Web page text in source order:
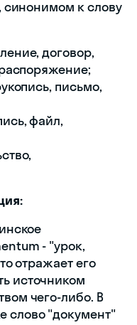
синонимом к слову
договор,
письмо,
файл,
- "урок,
отражает его
источником
чего-либо. В
слово "документ"